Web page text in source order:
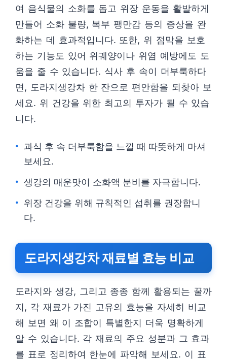
여 음식물의 소화를 돕고 위장 운동을 활발하게
만들어 소화 불량, 복부 팽만감 등의 증상을 완
화하는 데 효과적입니다. 또한, 위 점막을 보호
하는 기능도 있어 위궤양이나 위염 예방에도 도
움을 줄 수 있습니다. 식사 후 속이 더부룩하다
면, 도라지생강차 한 잔으로 편안함을 되찾아 보
세요. 위 건강을 위한 최고의 투자가 될 수 있습
니다.
과식 후 속 더부룩함을 느낄 때 따뜻하게 마셔
보세요.
생강의 매운맛이 소화액 분비를 자극합니다.
위장 건강을 위해 규칙적인 섭취를 권장합니
다.
도라지생강차 재료별 효능 비교
도라지와 생강, 그리고 종종 함께 활용되는 꿀까
지, 각 재료가 가진 고유의 효능을 자세히 비교
해 보면 왜 이 조합이 특별한지 더욱 명확하게
알 수 있습니다. 각 재료의 주요 성분과 그 효과
를 표로 정리하여 한눈에 파악해 보세요. 이 표